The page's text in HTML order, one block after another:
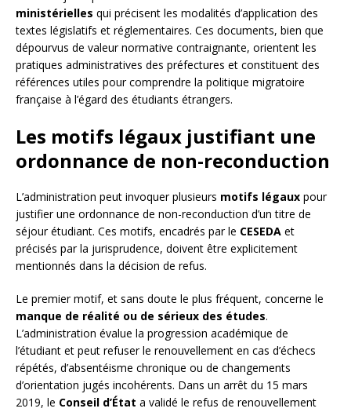
ministérielles qui précisent les modalités d’application des
textes législatifs et réglementaires. Ces documents, bien que
dépourvus de valeur normative contraignante, orientent les
pratiques administratives des préfectures et constituent des
références utiles pour comprendre la politique migratoire
française à l’égard des étudiants étrangers.
Les motifs légaux justifiant une
ordonnance de non-reconduction
L’administration peut invoquer plusieurs motifs légaux pour
justifier une ordonnance de non-reconduction d’un titre de
séjour étudiant. Ces motifs, encadrés par le CESEDA et
précisés par la jurisprudence, doivent être explicitement
mentionnés dans la décision de refus.
Le premier motif, et sans doute le plus fréquent, concerne le
manque de réalité ou de sérieux des études.
L’administration évalue la progression académique de
l’étudiant et peut refuser le renouvellement en cas d’échecs
répétés, d’absentéisme chronique ou de changements
d’orientation jugés incohérents. Dans un arrêt du 15 mars
2019, le Conseil d’État a validé le refus de renouvellement